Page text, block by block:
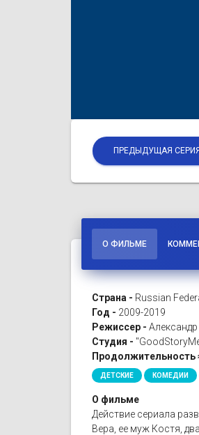
ПРЕДЫДУЩАЯ
О ФИЛЬМЕ
Страна - Russian
Год - 2009-2019
Режиссер -
Студия -
Продолжительность
ДЕТСКИЕ КОМЕДИИ
О фильме
Действие сериала
Вера, ее муж Костя,